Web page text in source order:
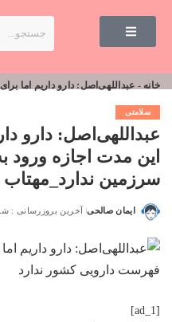
خانه - عبداللهی‌اصل: دارو داریم اما برای صادرات! تا
سلامتی
عبداللهی‌اصل: دارو
این مدت اجازه ورود
سرزمین
ایمان صالحی آخرین بروزرسانی : شهریور
[ad_1]